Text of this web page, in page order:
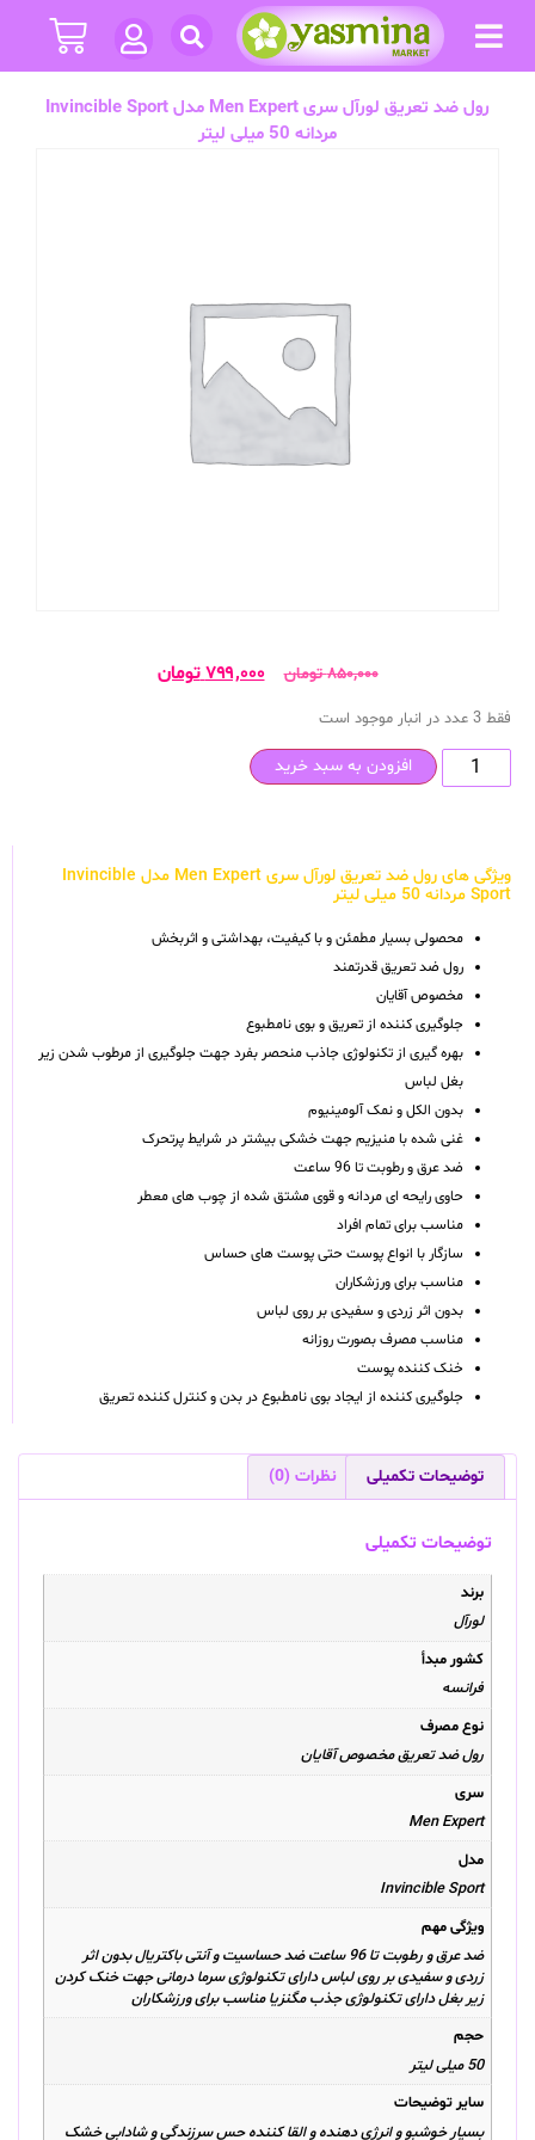
ویژگی های رول ضد تعریق لورآل سری Men Expert مدل Invincible
Sport مردانه 50 میلی لیتر
محصولی بسیار مطمئن و با کیفیت، بهداشتی و اثربخش
رول ضد تعریق قدرتمند
مخصوص آقایان
جلوگیری کننده از تعریق و بوی نامطبوع
بهره گیری از تکنولوژی جاذب منحصر بفرد جهت جلوگیری از مرطوب شدن زیر
بغل لباس
بدون الکل و نمک آلومینیوم
غنی شده با منیزیم جهت خشکی بیشتر در شرایط پرتحرک
ضد عرق و رطوبت تا 96 ساعت
حاوی رایحه ای مردانه و قوی مشتق شده از چوب های معطر
مناسب برای تمام افراد
سازگار با انواع پوست حتی پوست های حساس
مناسب برای ورزشکاران
بدون اثر زردی و سفیدی بر روی لباس
مناسب مصرف بصورت روزانه
خنک کننده پوست
جلوگیری کننده از ایجاد بوی نامطبوع در بدن و کنترل کننده تعریق
رول ضد تعریق لورآل سری Men Expert مدل Invincible Sport
مردانه 50 میلی لیتر
۸۵۰,۰۰۰ تومان ۷۹۹,۰۰۰تومان
فقط 3 عدد در انبار موجود است
افزودن به سبد خرید
توضیحات تکمیلی نظرات (0)
توضیحات تکمیلی
برند
لورآل
کشور مبدأ
فرانسه
نوع مصرف
رول ضد تعریق مخصوص آقایان
سری
Men Expert
مدل
Invincible Sport
ویژگی مهم
ضد عرق و رطوبت تا 96 ساعت ضد حساسیت و آنتی باکتریال بدون اثر
زردی و سفیدی بر روی لباس دارای تکنولوژی سرما درمانی جهت خنک کردن
زیر بغل دارای تکنولوژی جذب مگنزیا مناسب برای ورزشکاران
حجم
50 میلی لیتر
سایر توضیحات
بسیار خوشبو و انرژی دهنده و القا کننده حس سرزندگی و شادابی خشک